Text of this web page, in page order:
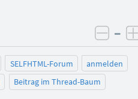
–
SELFHTML-Forum
anmelden
Beitrag im Thread-Baum